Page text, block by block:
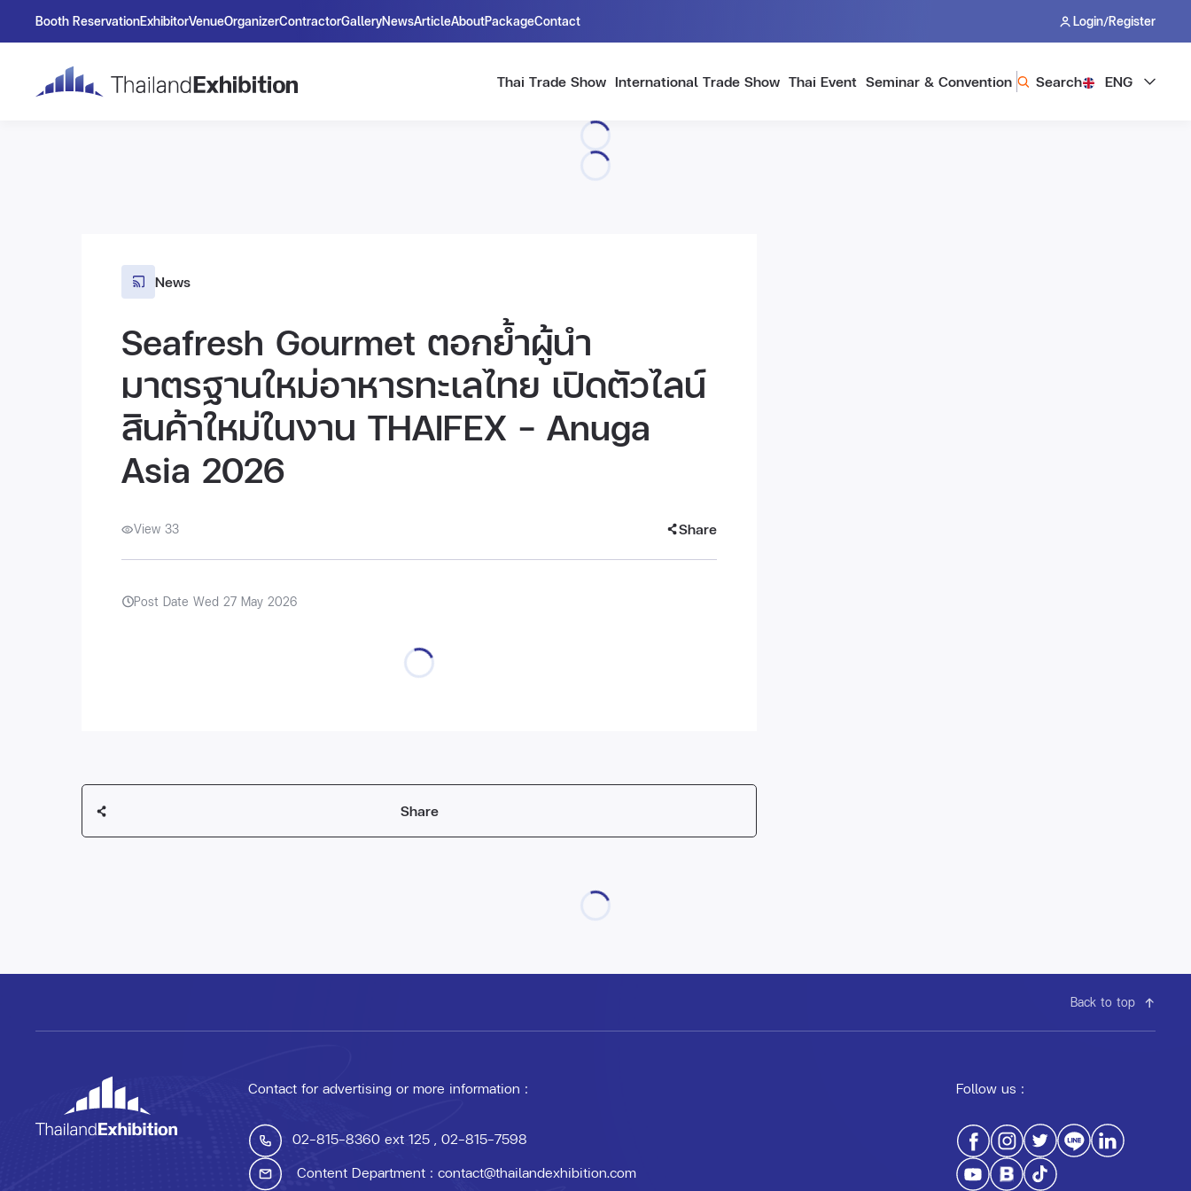
Booth ReservationExhibitorVenueOrganizerContractorGalleryNewsArticleAboutPackageContact Login/Register
Thai Trade Show International Trade Show Thai Event Seminar & Convention Search ENG
News
Seafresh Gourmet ตอกย้ำผู้นำ
มาตรฐานใหม่อาหารทะเลไทย เปิดตัวไลน์
สินค้าใหม่ในงาน THAIFEX – Anuga
Asia 2026
View 33 Share
Post Date Wed 27 May 2026
Share
Back to top
Contact for advertising or more information :
02-815-8360 ext 125 , 02-815-7598
Content Department : contact@thailandexhibition.com
Follow us :